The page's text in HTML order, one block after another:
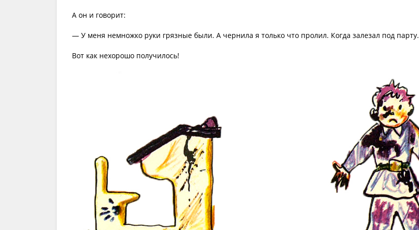
А он и говорит:
— У меня немножко руки грязные были. А чернила я только что пролил. Когда залезал под парту.
Вот как нехорошо получилось!